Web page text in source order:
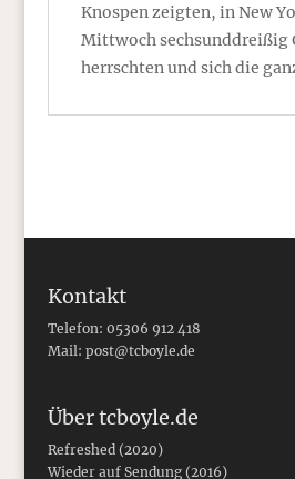
Knospen zeigten, in New
Mittwoch sechsunddreißig
herrschten und sich die
Kontakt
Telefon: 05306 912 418
Mail: post@tcboyle.de
Über tcboyle.de
Refreshed (2020)
Wieder auf Sendung (2016)